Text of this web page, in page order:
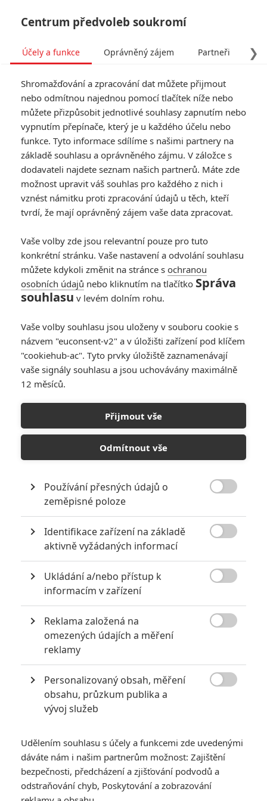
Jurský svět 4 doplnily další
dvě herecké posily
Napsal:Petr Slavík - (Anarvin), 07.06.2024 16:06
KOMENTÁŘE 0
PŘIDAT NOVÝ KOMENTÁŘ
Pro psaní komentářů, se přihlašte.
RECENZE FILMŮ
10
narůžovo
5
Recenze: Záhada strašidelného
zámku úroveň štědrovečerních
pohádek nepozvedla
8 Recenze: Občanská válka
6
Recenze: Godzilla x Kong: Nové
impérium
8 Recenze: Opičí muž
POSLEDNÍ KOMENTOVANÉ
3 ČLÁNEK | 01.08.2026 16:40
Marvel nečekaně zrušil již schválené pokračování
433FILM | 01.08.2026 07:11
1ČLÁNEK | 30.07.2026 20:14
Děti krve a kostí: Regulérní trailer představuje akční fantasy
dobrodružství s vůní Afriky
1
Centrum předvoleb soukromí
❯
Účely a funkce Oprávněný zájem Partneři
Shromažďování a zpracování dat můžete přijmout
nebo odmítnou najednou pomocí tlačítek níže nebo
můžete přizpůsobit jednotlivé souhlasy zapnutím nebo
vypnutím přepínače, který je u každého účelu nebo
funkce. Tyto informace sdílíme s našimi partnery na
základě souhlasu a oprávněného zájmu. V záložce s
dodavateli najdete seznam našich partnerů. Máte zde
možnost upravit váš souhlas pro každého z nich i
vznést námitku proti zpracování údajů u těch, kteří
tvrdí, že mají oprávněný zájem vaše data zpracovat.
Vaše volby zde jsou relevantní pouze pro tuto
konkrétní stránku. Vaše nastavení a odvolání souhlasu
můžete kdykoli změnit na stránce s ochranou
osobních údajů nebo kliknutím na tlačítko Správa
souhlasu v levém dolním rohu.
Vaše volby souhlasu jsou uloženy v souboru cookie s
názvem "euconsent-v2" a v úložišti zařízení pod klíčem
"cookiehub-ac". Tyto prvky úložiště zaznamenávají
vaše signály souhlasu a jsou uchovávány maximálně
12 měsíců.
Přijmout vše
Odmítnout vše
Používání přesných údajů o
zeměpisné poloze
Identifikace zařízení na základě
aktivně vyžádaných informací
Ukládání a/nebo přístup k
informacím v zařízení
Reklama založená na
omezených údajích a měření
reklamy
Personalizovaný obsah, měření
obsahu, průzkum publika a
vývoj služeb
Udělením souhlasu s účely a funkcemi zde uvedenými
dáváte nám i našim partnerům možnost: Zajištění
bezpečnosti, předcházení a zjišťování podvodů a
odstraňování chyb, Poskytování a zobrazování